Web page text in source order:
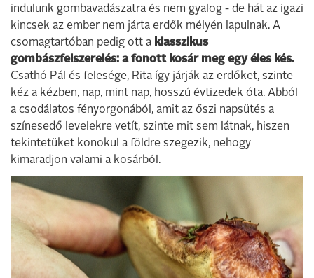
indulunk gombavadászatra és nem gyalog - de hát az igazi
kincsek az ember nem járta erdők mélyén lapulnak. A
csomagtartóban pedig ott a klasszikus
gombászfelszerelés: a fonott kosár meg egy éles kés.
Csathó Pál és felesége, Rita így járják az erdőket, szinte
kéz a kézben, nap, mint nap, hosszú évtizedek óta. Abból
a csodálatos fényorgonából, amit az őszi napsütés a
színesedő levelekre vetít, szinte mit sem látnak, hiszen
tekintetüket konokul a földre szegezik, nehogy
kimaradjon valami a kosárból.